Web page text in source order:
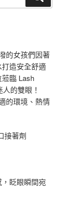
的女孩們因著
造安全舒適
臨 Lash
的雙眼！
的環境、熱情
接著劑
眨眼瞬間宛